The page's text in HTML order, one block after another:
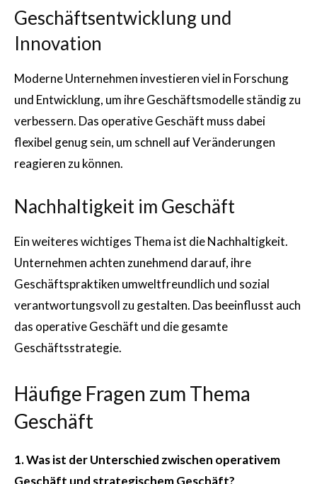
Geschäftsentwicklung und
Innovation
Moderne Unternehmen investieren viel in Forschung
und Entwicklung, um ihre Geschäftsmodelle ständig zu
verbessern. Das operative Geschäft muss dabei
flexibel genug sein, um schnell auf Veränderungen
reagieren zu können.
Nachhaltigkeit im Geschäft
Ein weiteres wichtiges Thema ist die Nachhaltigkeit.
Unternehmen achten zunehmend darauf, ihre
Geschäftspraktiken umweltfreundlich und sozial
verantwortungsvoll zu gestalten. Das beeinflusst auch
das operative Geschäft und die gesamte
Geschäftsstrategie.
Häufige Fragen zum Thema
Geschäft
1. Was ist der Unterschied zwischen operativem
Geschäft und strategischem Geschäft?